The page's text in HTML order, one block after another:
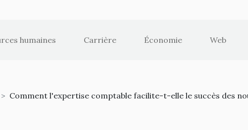
humaines Carrière Économie Web
Comment l'expertise comptable facilite-t-elle le succès des